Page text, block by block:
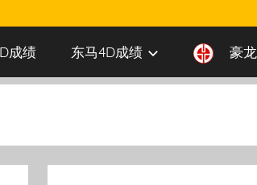
成绩 东马4D成绩 豪